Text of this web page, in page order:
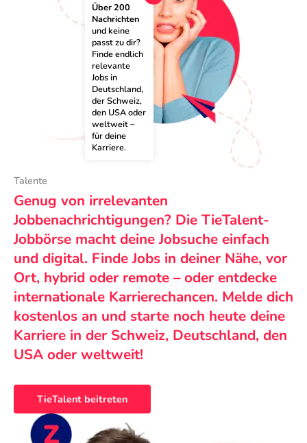
Über 200
Nachrichten
und keine
passt zu dir?
Finde endlich
relevante
Jobs in
Deutschland,
der Schweiz,
den USA oder
weltweit –
für deine
Karriere.
Talente
Genug von irrelevanten
Jobbenachrichtigungen? Die TieTalent-
Jobbörse macht deine Jobsuche einfach
und digital. Finde Jobs in deiner Nähe, vor
Ort, hybrid oder remote – oder entdecke
internationale Karrierechancen. Melde dich
kostenlos an und starte noch heute deine
Karriere in der Schweiz, Deutschland, den
USA oder weltweit!
TieTalent beitreten